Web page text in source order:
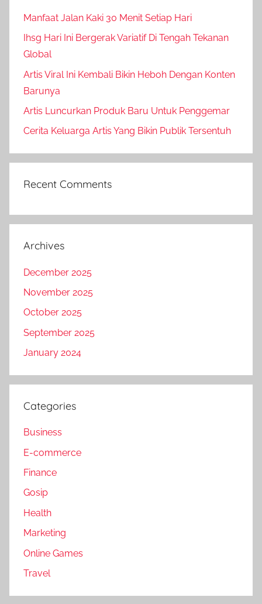
Manfaat Jalan Kaki 30 Menit Setiap Hari
Ihsg Hari Ini Bergerak Variatif Di Tengah Tekanan
Global
Artis Viral Ini Kembali Bikin Heboh Dengan Konten
Barunya
Artis Luncurkan Produk Baru Untuk Penggemar
Cerita Keluarga Artis Yang Bikin Publik Tersentuh
Recent Comments
Archives
December 2025
November 2025
October 2025
September 2025
January 2024
Categories
Business
E-commerce
Finance
Gosip
Health
Marketing
Online Games
Travel